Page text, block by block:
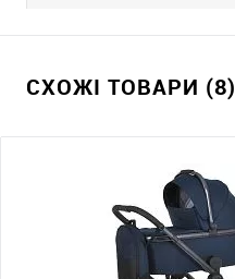
СХОЖІ ТОВАРИ (8)